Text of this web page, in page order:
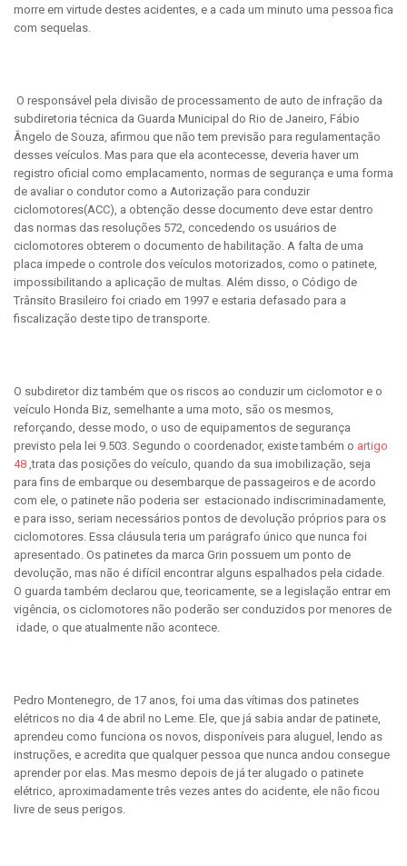
morre em virtude destes acidentes, e a cada um minuto uma pessoa fica
com sequelas.
O responsável pela divisão de processamento de auto de infração da
subdiretoria técnica da Guarda Municipal do Rio de Janeiro, Fábio
Ângelo de Souza, afirmou que não tem previsão para regulamentação
desses veículos. Mas para que ela acontecesse, deveria haver um
registro oficial como emplacamento, normas de segurança e uma forma
de avaliar o condutor como a Autorização para conduzir
ciclomotores(ACC), a obtenção desse documento deve estar dentro
das normas das resoluções 572, concedendo os usuários de
ciclomotores obterem o documento de habilitação. A falta de uma
placa impede o controle dos veículos motorizados, como o patinete,
impossibilitando a aplicação de multas. Além disso, o Código de
Trânsito Brasileiro foi criado em 1997 e estaria defasado para a
fiscalização deste tipo de transporte.
O subdiretor diz também que os riscos ao conduzir um ciclomotor e o
veículo Honda Biz, semelhante a uma moto, são os mesmos,
reforçando, desse modo, o uso de equipamentos de segurança
previsto pela lei 9.503. Segundo o coordenador, existe também o artigo
48 ,trata das posições do veículo, quando da sua imobilização, seja
para fins de embarque ou desembarque de passageiros e de acordo
com ele, o patinete não poderia ser estacionado indiscriminadamente,
e para isso, seriam necessários pontos de devolução próprios para os
ciclomotores. Essa cláusula teria um parágrafo único que nunca foi
apresentado. Os patinetes da marca Grin possuem um ponto de
devolução, mas não é difícil encontrar alguns espalhados pela cidade.
O guarda também declarou que, teoricamente, se a legislação entrar em
vigência, os ciclomotores não poderão ser conduzidos por menores de
idade, o que atualmente não acontece.
Pedro Montenegro, de 17 anos, foi uma das vítimas dos patinetes
elétricos no dia 4 de abril no Leme. Ele, que já sabia andar de patinete,
aprendeu como funciona os novos, disponíveis para aluguel, lendo as
instruções, e acredita que qualquer pessoa que nunca andou consegue
aprender por elas. Mas mesmo depois de já ter alugado o patinete
elétrico, aproximadamente três vezes antes do acidente, ele não ficou
livre de seus perigos.